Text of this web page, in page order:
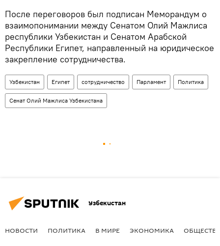
После переговоров был подписан Меморандум о
взаимопонимании между Сенатом Олий Мажлиса
республики Узбекистан и Сенатом Арабской
Республики Египет, направленный на юридическое
закрепление сотрудничества.
Узбекистан Египет сотрудничество Парламент Политика
Сенат Олий Мажлиса Узбекистана
Узбекистан
НОВОСТИ ПОЛИТИКА В МИРЕ ЭКОНОМИКА